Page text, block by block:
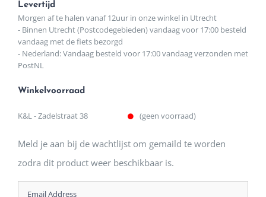
Levertijd
Morgen af te halen vanaf 12uur in onze winkel in Utrecht
- Binnen Utrecht (Postcodegebieden) vandaag voor 17:00 besteld
vandaag met de fiets bezorgd
- Nederland: Vandaag besteld voor 17:00 vandaag verzonden met
PostNL
Winkelvoorraad
K&L - Zadelstraat 38 (geen voorraad)
Meld je aan bij de wachtlijst om gemaild te worden
zodra dit product weer beschikbaar is.
Enter